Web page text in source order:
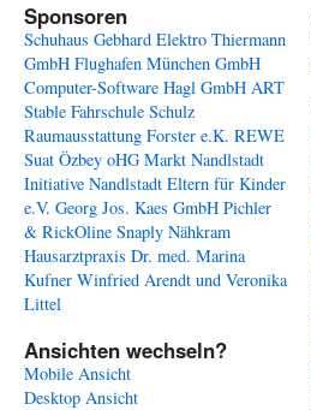
Sponsoren
Schuhaus Gebhard Elektro Thiermann
GmbH Flughafen München GmbH
Computer-Software Hagl GmbH ART
Stable Fahrschule Schulz
Raumausstattung Forster e.K. REWE
Suat Özbey oHG Markt Nandlstadt
Initiative Nandlstadt Eltern für Kinder
e.V. Georg Jos. Kaes GmbH Pichler
& RickOline Snaply Nähkram
Hausarztpraxis Dr. med. Marina
Kufner Winfried Arendt und Veronika
Littel
Ansichten wechseln?
Mobile Ansicht
Desktop Ansicht